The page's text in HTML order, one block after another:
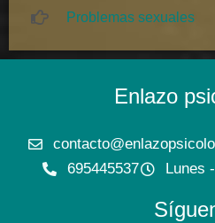
Problemas sexuales
Enlazo
695445537
Lunes